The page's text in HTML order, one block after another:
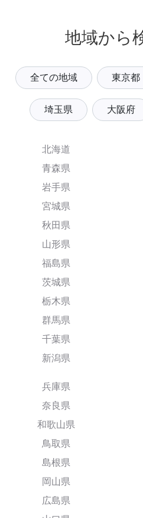
地域から
全ての地域 東京都
埼玉県 大阪府
北海道
青森県
岩手県
宮城県
秋田県
山形県
福島県
茨城県
栃木県
群馬県
千葉県
新潟県
兵庫県
奈良県
和歌山県
鳥取県
島根県
岡山県
広島県